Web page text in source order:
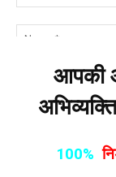
आपकी
100%